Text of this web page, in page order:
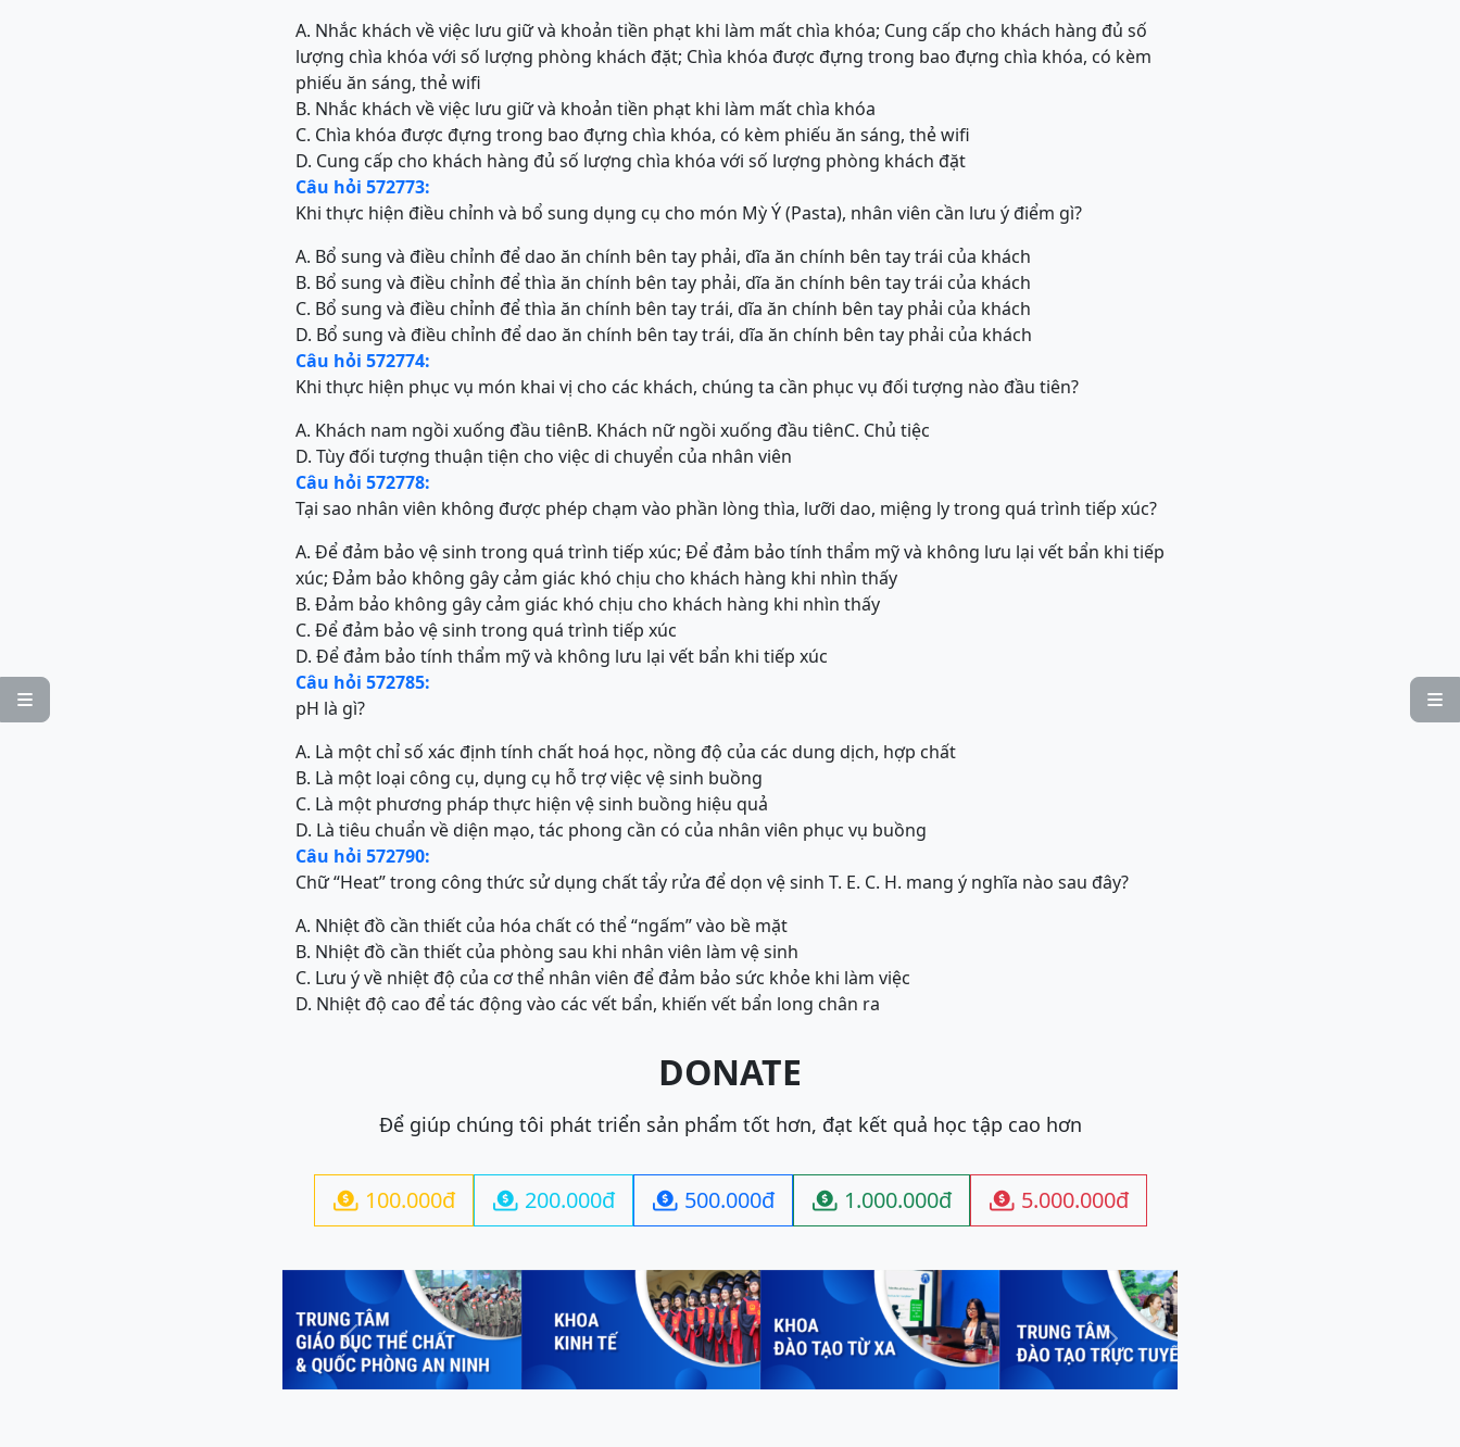


A. Nhắc khách về việc lưu giữ và khoản tiền phạt khi làm mất chìa khóa; Cung cấp cho khách hàng đủ số
lượng chìa khóa với số lượng phòng khách đặt; Chìa khóa được đựng trong bao đựng chìa khóa, có kèm
phiếu ăn sáng, thẻ wifi
B. Nhắc khách về việc lưu giữ và khoản tiền phạt khi làm mất chìa khóa
C. Chìa khóa được đựng trong bao đựng chìa khóa, có kèm phiếu ăn sáng, thẻ wifi
D. Cung cấp cho khách hàng đủ số lượng chìa khóa với số lượng phòng khách đặt
Câu hỏi 572773:
Khi thực hiện điều chỉnh và bổ sung dụng cụ cho món Mỳ Ý (Pasta), nhân viên cần lưu ý điểm gì?
A. Bổ sung và điều chỉnh để dao ăn chính bên tay phải, dĩa ăn chính bên tay trái của khách
B. Bổ sung và điều chỉnh để thìa ăn chính bên tay phải, dĩa ăn chính bên tay trái của khách
C. Bổ sung và điều chỉnh để thìa ăn chính bên tay trái, dĩa ăn chính bên tay phải của khách
D. Bổ sung và điều chỉnh để dao ăn chính bên tay trái, dĩa ăn chính bên tay phải của khách
Câu hỏi 572774:
Khi thực hiện phục vụ món khai vị cho các khách, chúng ta cần phục vụ đối tượng nào đầu tiên?
A. Khách nam ngồi xuống đầu tiênB. Khách nữ ngồi xuống đầu tiênC. Chủ tiệc
D. Tùy đối tượng thuận tiện cho việc di chuyển của nhân viên
Câu hỏi 572778:
Tại sao nhân viên không được phép chạm vào phần lòng thìa, lưỡi dao, miệng ly trong quá trình tiếp xúc?
A. Để đảm bảo vệ sinh trong quá trình tiếp xúc; Để đảm bảo tính thẩm mỹ và không lưu lại vết bẩn khi tiếp
xúc; Đảm bảo không gây cảm giác khó chịu cho khách hàng khi nhìn thấy
B. Đảm bảo không gây cảm giác khó chịu cho khách hàng khi nhìn thấy
C. Để đảm bảo vệ sinh trong quá trình tiếp xúc
D. Để đảm bảo tính thẩm mỹ và không lưu lại vết bẩn khi tiếp xúc
Câu hỏi 572785:
pH là gì?
A. Là một chỉ số xác định tính chất hoá học, nồng độ của các dung dịch, hợp chất
B. Là một loại công cụ, dụng cụ hỗ trợ việc vệ sinh buồng
C. Là một phương pháp thực hiện vệ sinh buồng hiệu quả
D. Là tiêu chuẩn về diện mạo, tác phong cần có của nhân viên phục vụ buồng
Câu hỏi 572790:
Chữ “Heat” trong công thức sử dụng chất tẩy rửa để dọn vệ sinh T. E. C. H. mang ý nghĩa nào sau đây?
A. Nhiệt đồ cần thiết của hóa chất có thể “ngấm” vào bề mặt
B. Nhiệt đồ cần thiết của phòng sau khi nhân viên làm vệ sinh
C. Lưu ý về nhiệt độ của cơ thể nhân viên để đảm bảo sức khỏe khi làm việc
D. Nhiệt độ cao để tác động vào các vết bẩn, khiến vết bẩn long chân ra
DONATE
Để giúp chúng tôi phát triển sản phẩm tốt hơn, đạt kết quả học tập cao hơn
 100.000đ  200.000đ  500.000đ  1.000.000đ  5.000.000đ
Previous Next